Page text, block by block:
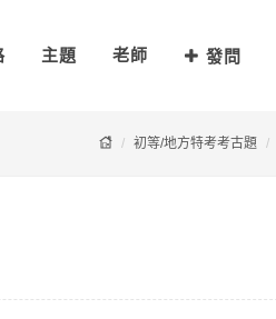
主題 老師 發問
初等/地方特考考古題